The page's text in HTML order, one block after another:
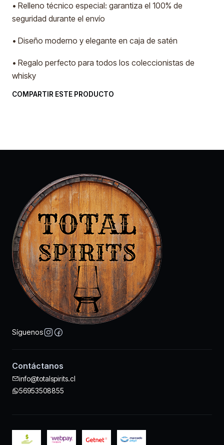
• Relleno técnico especial: garantiza el 100% de
seguridad durante el envío
• Diseño moderno y elegante en caja de satén
• Regalo perfecto para todos los coleccionistas de
whisky
COMPARTIR ESTE PRODUCTO
Síguenos
Contáctanos
info@totalspirits.cl
56953508855